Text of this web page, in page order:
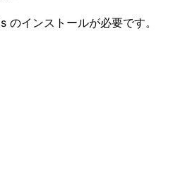
インストールが必要です。